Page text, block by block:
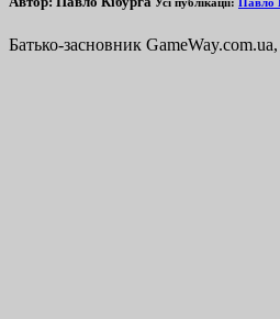
Батько-засновник